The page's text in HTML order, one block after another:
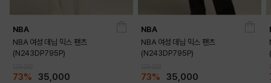
NBA
NBA 여성 데님 믹스 팬츠
(N243DP795P)
73% 35,000
NBA
NBA 여성 데님 믹스 팬츠
(N243DP795P)
73% 35,000